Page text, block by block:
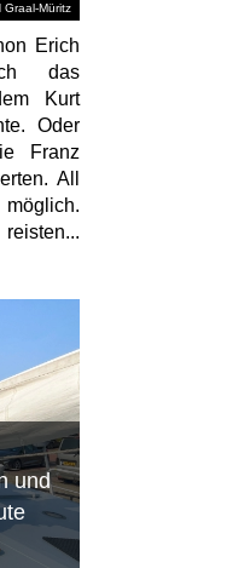
Graal-Müritz
Erich
das
Kurt
Oder
Franz
All
und